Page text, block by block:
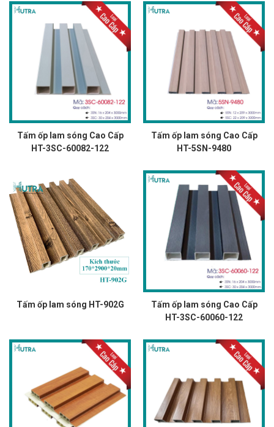
Tấm ốp lam sóng Cao Cấp
HT-3SC-60082-122
Tấm ốp lam sóng Cao Cấp
HT-5SN-9480
Tấm ốp lam sóng HT-902G
Tấm ốp lam sóng Cao Cấp
HT-3SC-60060-122